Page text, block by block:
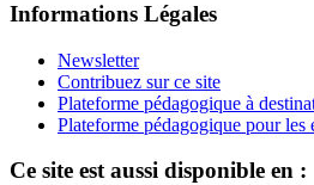
Informations Légales
Newsletter
Contribuez sur ce site
Plateforme pédagogique à
Plateforme pédagogique pour les
Ce site est aussi disponible en :